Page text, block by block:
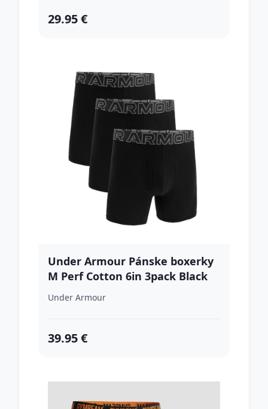
29.95 €
Under Armour Pánske boxerky
M Perf Cotton 6in 3pack Black
XLXL
Under Armour
39.95 €